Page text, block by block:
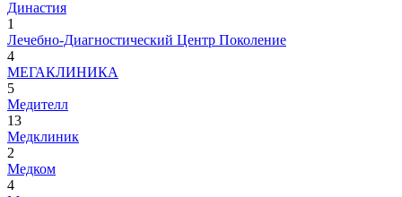
Династия
1
Лечебно-Диагностический Центр Поколение
4
МЕГАКЛИНИКА
5
Медителл
13
Медклиник
2
Медком
4